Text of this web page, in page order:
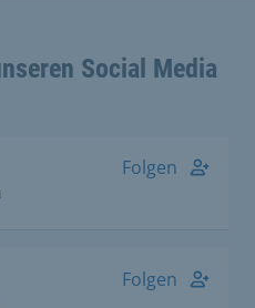
Social Media
Folgen
Folgen